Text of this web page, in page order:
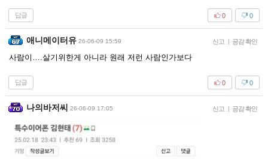
답글 0
0
애니메이터유 26-06-09 15:59 신고 | 공감 확인
사람이….살기위한게 아니라 원래 저런 사람인가보다
답글 0
0
나의바저씨 26-06-09 17:05 신고 | 공감 확인